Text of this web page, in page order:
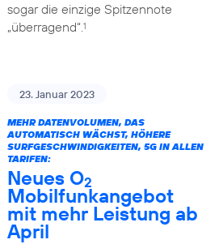
sogar die einzige Spitzennote
„überragend“.1
23. Januar 2023
MEHR DATENVOLUMEN, DAS
AUTOMATISCH WÄCHST, HÖHERE
SURFGESCHWINDIGKEITEN, 5G IN ALLEN
TARIFEN:
Neues O2
Mobilfunkangebot
mit mehr Leistung ab
April